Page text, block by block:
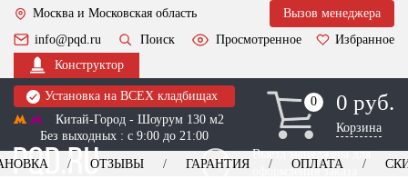
Москва и Московская область
Вызов менеджера
info@pqd.ru
Поиск Просмотренное
Избранное
Конструктор
Установка на ВСЕХ кладбищах
Китай-Город - Шоурум 130 м2
Без выходных : с 9:00 до 21:00
0
0 0 руб.
Корзина
Выезд менеджера для
оформления заказа
ОТЗЫВЫ ГАРАНТИЯ ОПЛАТА